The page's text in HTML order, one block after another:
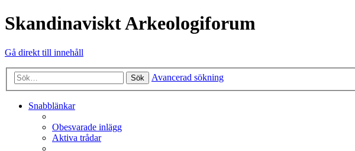
Skandinaviskt Arkeologiforum
Gå direkt till innehåll
Sök Avancerad sökning
Snabblänkar
Obesvarade inlägg
Aktiva trådar